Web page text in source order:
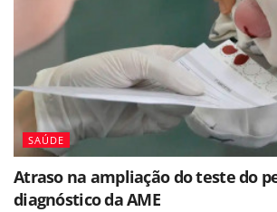
SAÚDE
Atraso na ampliação do teste do
diagnóstico da AME